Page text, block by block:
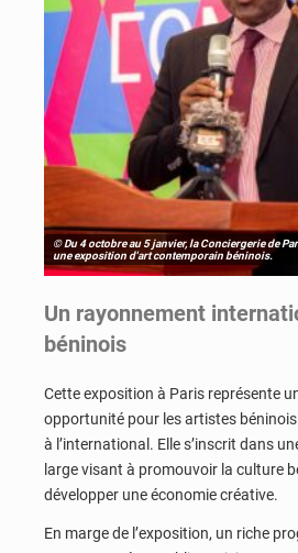
© Du 4 octobre au 5 janvier, la Conciergerie de
une exposition d'art contemporain béninois.
Un rayonnement
béninois
Cette exposition à Paris représente
opportunité pour les artistes
à l’international. Elle s’inscrit dans
large visant à promouvoir la culture
développer une économie créative.
En marge de l’exposition, un riche